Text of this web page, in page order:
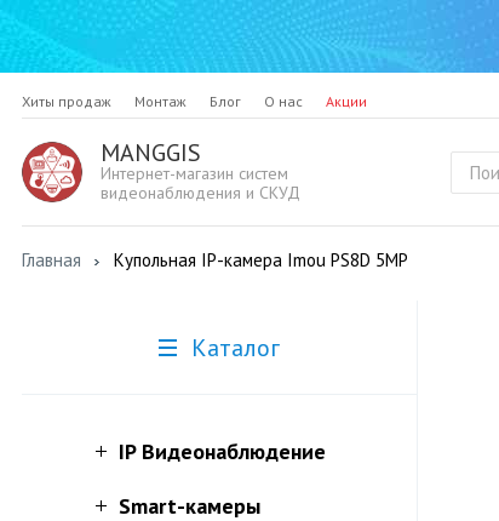
Хиты продаж Монтаж Блог О нас Акции
MANGGIS
Интернет-магазин систем
видеонаблюдения и СКУД
Главная Купольная IP-камера Imou PS8D 5MP
Каталог
IP Видеонаблюдение
Smart-камеры